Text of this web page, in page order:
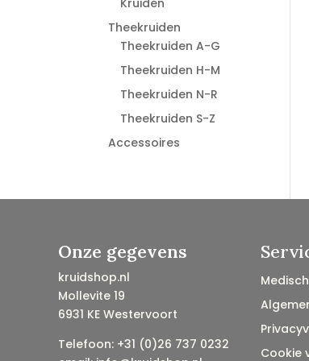
Kruiden
Theekruiden
Theekruiden A-G
Theekruiden H-M
Theekruiden N-R
Theekruiden S-Z
Accessoires
Onze gegevens
kruidshop.nl
Mollevite 19
6931 KE Westervoort
Telefoon: +31 (0)26 737 0232
Cookie